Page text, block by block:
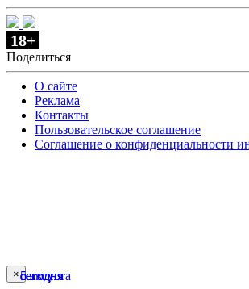
сегодня
сегодня
сегодня
сегодня
5 августа
18+
Поделиться
О сайте
Реклама
Контакты
Пользовательское соглашение
Соглашение о конфиденциальности
×